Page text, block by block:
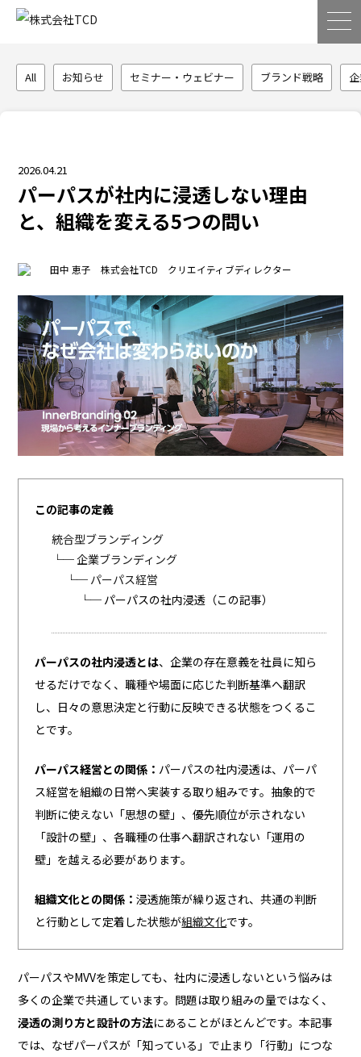
All お知らせ セミナー・ウェビナー ブランド戦略
2026.04.21
パーパスが社内に浸透しない理由
と、組織を変える5つの問い
田中 恵子 株式会社TCD クリエイティブディレクター
この記事の定義
統合型ブランディング
└─企業ブランディング
└─ パーパス経営
└─ パーパスの社内浸透（この記事）
パーパスの社内浸透とは、企業の存在意義を社員に知ら
せるだけでなく、職種や場面に応じた判断基準へ翻訳
し、日々の意思決定と行動に反映できる状態をつくるこ
とです。
パーパス経営との関係： パーパスの社内浸透は、パーパ
ス経営を組織の日常へ実装する取り組みです。抽象的で
判断に使えない「思想の壁」、優先順位が示されない
「設計の壁」、各職種の仕事へ翻訳されない「運用の
壁」を越える必要があります。
組織文化との関係：浸透施策が繰り返され、共通の判断
と行動として定着した状態が組織文化です。
パーパスやMVVを策定しても、社内に浸透しないという悩みは
多くの企業で共通しています。問題は取り組みの量ではなく、
浸透の測り方と設計の方法にあることがほとんどです。本記事
では、なぜパーパスが「知っている」で止まり「行動」につな